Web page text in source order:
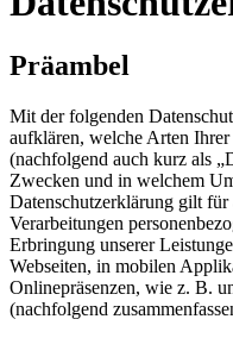
Präambel
Mit der folgenden
aufklären, welche Arten Ihrer
(nachfolgend auch kurz als
Zwecken und in welchem
Datenschutzerklärung gilt
Verarbeitungen
Erbringung unserer
Webseiten, in mobilen
Onlinepräsenzen, wie z. B.
(nachfolgend